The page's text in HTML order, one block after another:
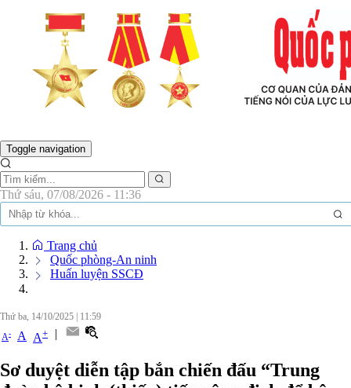
Toggle navigation
Thứ sáu, 07/08/2026 - 11:36
Trang chủ
Quốc phòng-An ninh
Huấn luyện SSCĐ
Thứ ba, 14/10/2025 | 11:59
A- A A+ |
Sơ duyệt diễn tập bắn chiến đấu “Trung